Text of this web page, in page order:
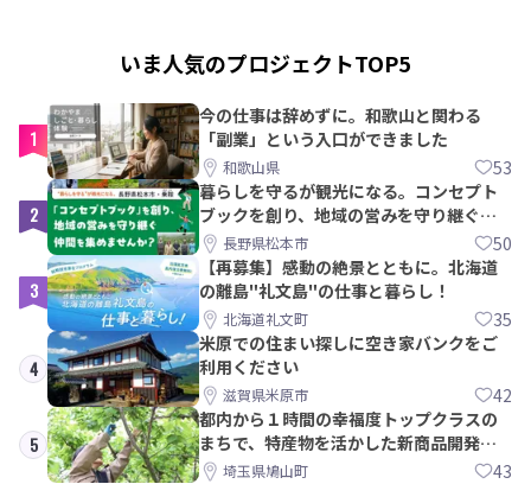
いま人気のプロジェクトTOP5
1
今の仕事は辞めずに。和歌山と関わる
「副業」という入口ができました
和歌山県 53
2
暮らしを守るが観光になる。コンセプト
ブックを創り、地域の営みを守り継ぐ仲
間を集めませんか？
長野県松本市 50
3
【再募集】感動の絶景とともに。北海道
の離島"礼文島"の仕事と暮らし！
北海道礼文町 35
4
米原での住まい探しに空き家バンクをご
利用ください
滋賀県米原市 42
5
都内から１時間の幸福度トップクラスの
まちで、特産物を活かした新商品開発＆
PRメンバー募集！
埼玉県鳩山町 43